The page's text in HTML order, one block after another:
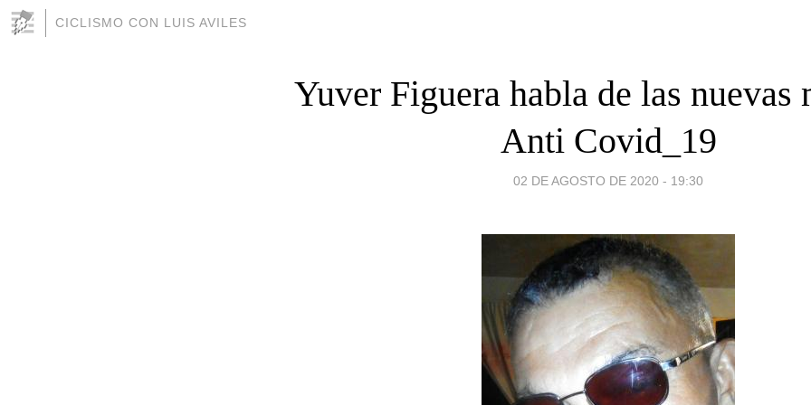
CICLISMO CON LUIS AVILES
Yuver Figuera habla de las nuevas
Anti Covid_19
02 DE AGOSTO DE 2020 - 19:30